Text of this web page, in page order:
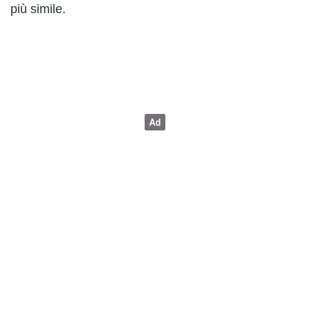
più simile.